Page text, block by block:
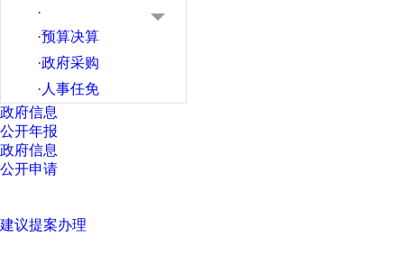
·
·预算决算
·政府采购
· 人事任免
政府信息
公开年报
政府信息
公开申请
建议提案办理